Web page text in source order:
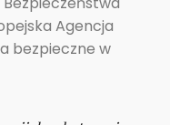
Agencja
bezpieczne w